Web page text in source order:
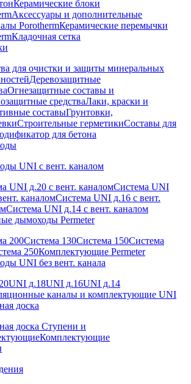
Керамические блоки
Аксессуары и дополнительные
PorothermКерамические перемычки
Кладочная сетка
для очистки и защиты минеральных
Деревозащитные
Огнезащитные составы и
средстваЛаки, краски и
составыГрунтовки,
Строительные герметикиСоставы для
для бетона
UNI с вент. каналом
UNI д.20 с вент. каналомСистема UNI
каналомСистема UNI д.16 с вент.
Система UNI д.14 с вент. каналом
дымоходы Permeter
200Система 130Система 150Система
250Комплектующие Permeter
UNI без вент. канала
UNI д.18UNI д.16UNI д.14
каналы и комплектующие UNI
доска
доска Ступени и
Комплектующие